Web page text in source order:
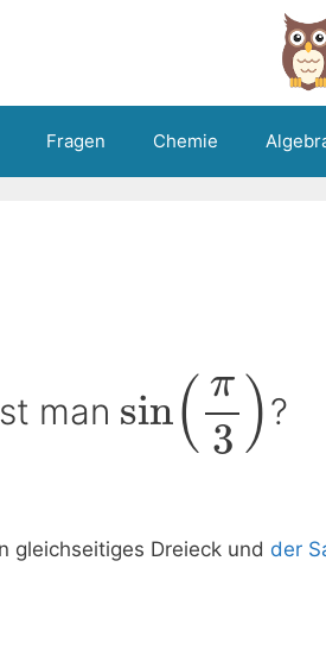
Fragen Chemie
man sin( π
3 )?
gleichseitiges Dreieck und der